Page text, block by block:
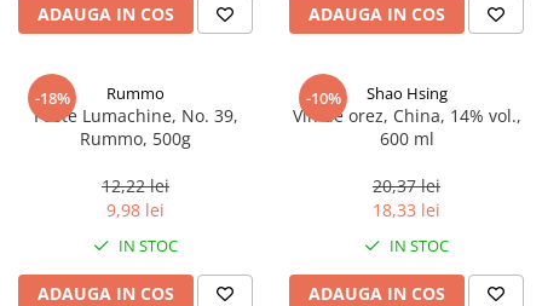
ADAUGA IN COS ADAUGA IN COS
-18% Rummo
Paste Lumachine, No. 39,
Rummo, 500g
12,22 lei
9,98 lei
IN STOC
ADAUGA IN COS
-10% Shao Hsing
Vin de orez, China, 14% vol.,
600 ml
20,37 lei
18,33 lei
IN STOC
ADAUGA IN COS